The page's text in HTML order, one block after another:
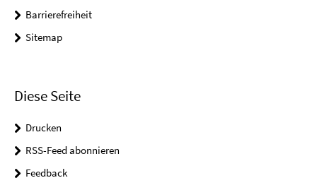
Barrierefreiheit
Sitemap
Diese Seite
Drucken
RSS-Feed abonnieren
Feedback